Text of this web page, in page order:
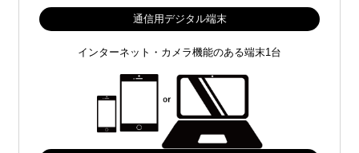
通信用デジタル端末
インターネット・カメラ機能のある端末1台